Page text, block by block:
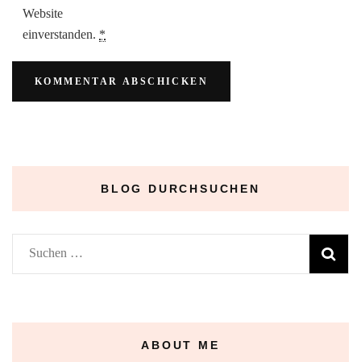
Website
einverstanden. *
BLOG DURCHSUCHEN
Suchen
nach:
ABOUT ME